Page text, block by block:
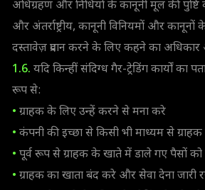
अधिग्रहण और निधियों के कानूनी मूल की पुष्टि
और अंतर्राष्ट्रीय, कानूनी विनियमों और
दस्तावेज़ प्रदान करने के लिए कहने का अधिकार
1.6. यदि किन्हीं संदिग्ध गैर-ट्रेडिंग कार्यों
रूप से:
• ग्राहक के लिए उन्हें करने से मना करे
• कंपनी की इच्छा से किसी भी माध्यम से
• पूर्व रूप से ग्राहक के खाते में डाले गए पैसों को
• ग्राहक का खाता बंद करे और सेवा देना जारी